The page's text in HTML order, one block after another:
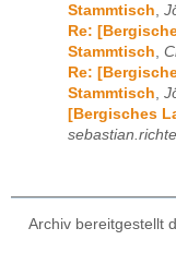
Stammtisch,
Re:
Stammtisch,
Re:
Stammtisch,
[Bergisches
Archiv bereitgestellt